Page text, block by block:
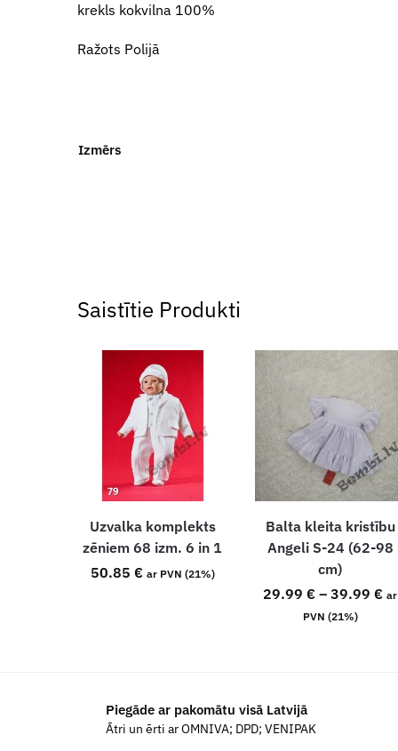
krekls kokvilna 100%
Ražots Polijā
Izmērs
Saistītie Produkti
Uzvalka komplekts
zēniem 68 izm. 6 in 1
50.85 € ar PVN (21%)
Balta kleita kristību
Angeli S-24 (62-98
cm)
29.99€ – 39.99€ ar
PVN (21%)
Piegāde ar pakomātu visā Latvijā
Ātri un ērti ar OMNIVA; DPD; VENIPAK